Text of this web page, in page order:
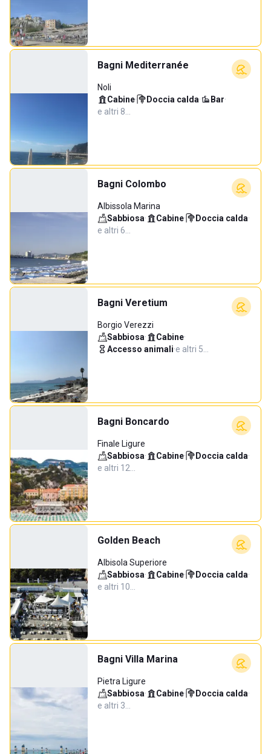
Bagni Mediterranée
Noli
Cabine· Doccia calda· Bar·
e altri 8…
Bagni Colombo
Albissola Marina
Sabbiosa· Cabine· Doccia calda·
e altri 6…
Bagni Veretium
Borgio Verezzi
Sabbiosa· Cabine·
Accesso animali·e altri 5…
Bagni Boncardo
Finale Ligure
Sabbiosa· Cabine· Doccia calda·
e altri 12…
Golden Beach
Albisola Superiore
Sabbiosa· Cabine· Doccia calda·
e altri 10…
Bagni Villa Marina
Pietra Ligure
Sabbiosa· Cabine· Doccia calda·
e altri 3…